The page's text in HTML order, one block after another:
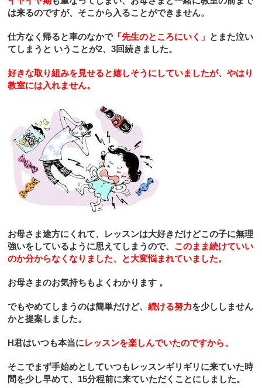
は来るのですが、そこから入ることができません。
仕方なく帰ると車のなかで「先生のところにいく」 とまた泣い
てしまうと いうことが2、3回続きました。
好きな取り組みを見せると嬉しそうにしていましたが、やはり
教室には入れません。
お母さま途方にくれて、レッスンは大好きだけどこの子に無理
強いをしているように思えてしまうので、 このまま続けていい
のか分からなくなりました、と大変悩まれていました。
お母さまのお気持ちもよくわかります 。
でもやめてしまうのは簡単だけど、続ける努力を少ししません
かと提案しました。
H君はいつも本当にレッスンを楽しんでいたのですから。
そこでまず手始めとしていつもレッスンギリギリに来ていた時
間を少し早めて、 15分程前に来ていただくことにしました。